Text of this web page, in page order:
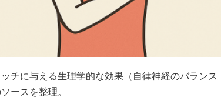
チに与える生理学的な効果（自律神経のバランス
ースを整理。